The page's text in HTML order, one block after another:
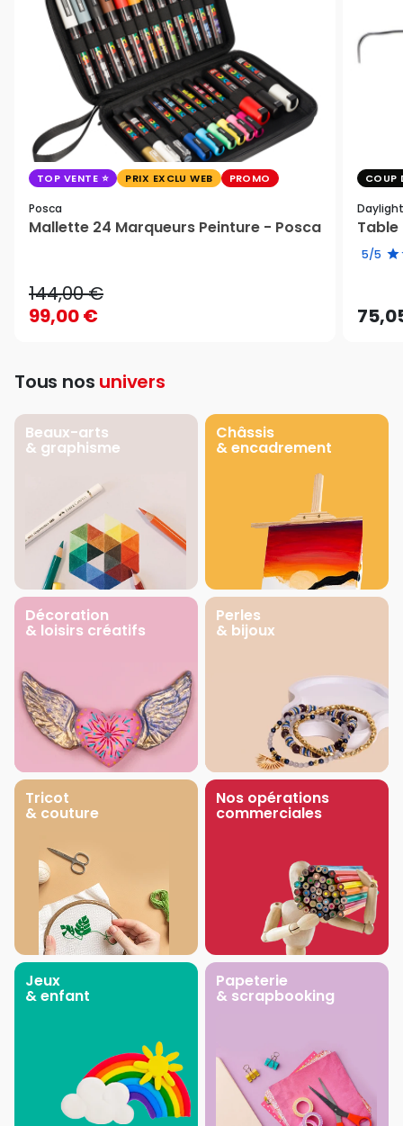
TOP VENTE PRIX EXCLU WEB PROMO
Posca
Mallette 24 Marqueurs Peinture - Posca
144,00 €
99,00 €
COUP
Daylight
Table
5/5
Tous nos univers
Beaux-arts
& graphisme
Châssis
& encadrement
Décoration
& loisirs créatifs
Perles
& bijoux
Tricot
& couture
Nos opérations
commerciales
Jeux
& enfant
Papeterie
& scrapbooking